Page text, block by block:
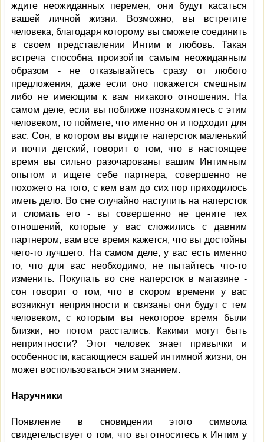
ждите неожиданных перемен, они будут касаться
вашей личной жизни. Возможно, вы встретите
человека, благодаря которому вы сможете соединить
в своем представлении Интим и любовь. Такая
встреча способна произойти самым неожиданным
образом - не отказывайтесь сразу от любого
предложения, даже если оно покажется смешным
либо не имеющим к вам никакого отношения. На
самом деле, если вы поближе познакомитесь с этим
человеком, то поймете, что именно он и подходит для
вас. Сон, в котором вы видите наперсток маленький
и почти детский, говорит о том, что в настоящее
время вы сильно разочарованы вашим Интимным
опытом и ищете себе партнера, совершенно не
похожего на того, с кем вам до сих пор приходилось
иметь дело. Во сне случайно наступить на наперсток
и сломать его - вы совершенно не цените тех
отношений, которые у вас сложились с давним
партнером, вам все время кажется, что вы достойны
чего-то лучшего. На самом деле, у вас есть именно
то, что для вас необходимо, не пытайтесь что-то
изменить. Покупать во сне наперсток в магазине -
сон говорит о том, что в скором времени у вас
возникнут неприятности и связаны они будут с тем
человеком, с которым вы некоторое время были
близки, но потом расстались. Какими могут быть
неприятности? Этот человек знает привычки и
особенности, касающиеся вашей интимной жизни, он
может воспользоваться этим знанием.
Наручники
Появление в сновидении этого символа
свидетельствует о том, что вы относитесь к Интим у